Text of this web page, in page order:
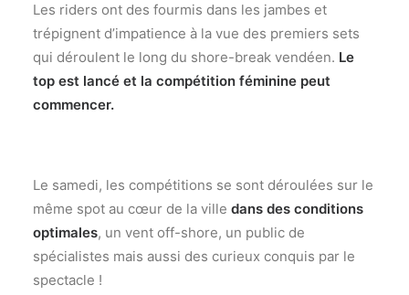
Les riders ont des fourmis dans les jambes et
trépignent d’impatience à la vue des premiers sets
qui déroulent le long du shore-break vendéen. Le
top est lancé et la compétition féminine peut
commencer.
Le samedi, les compétitions se sont déroulées sur le
même spot au cœur de la ville dans des conditions
optimales, un vent off-shore, un public de
spécialistes mais aussi des curieux conquis par le
spectacle !